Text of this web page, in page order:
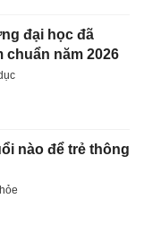
đại học đã
chuẩn năm 2026
nào để trẻ thông